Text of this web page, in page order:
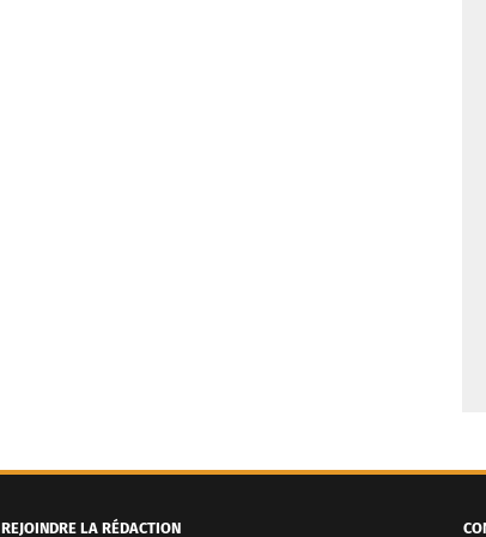
REJOINDRE LA RÉDACTION